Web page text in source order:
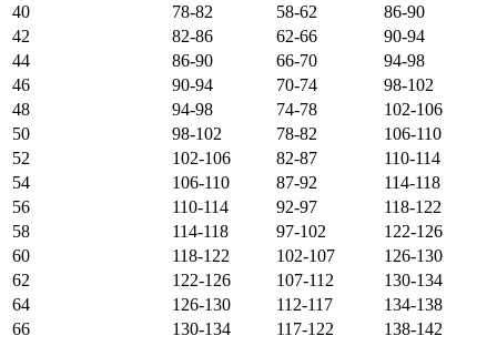
40
78-82 58-62
86-90
42
82-86 62-66
90-94
44
86-90 66-70
94-98
46
90-94 70-74
98-102
48
94-98 74-78
102-106
50
98-102 78-82
106-110
52
102-106 82-87
110-114
54
106-110 87-92
114-118
56
110-114 92-97
118-122
58
114-118 97-102
122-126
60
118-122 102-107
126-130
62
122-126 107-112
130-134
64
126-130 112-117
134-138
66
130-134 117-122 138-142